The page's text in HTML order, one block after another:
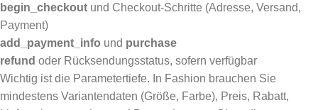
begin_checkout und Checkout-Schritte (Adresse, Versand,
Payment)
add_payment_info und purchase
refund oder Rücksendungsstatus, sofern verfügbar
Wichtig ist die Parametertiefe. In Fashion brauchen Sie
mindestens Variantendaten (Größe, Farbe), Preis, Rabatt,